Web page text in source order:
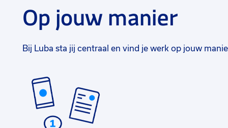
Op jouw manier
Bij Luba sta jij centraal en vind je werk op jouw